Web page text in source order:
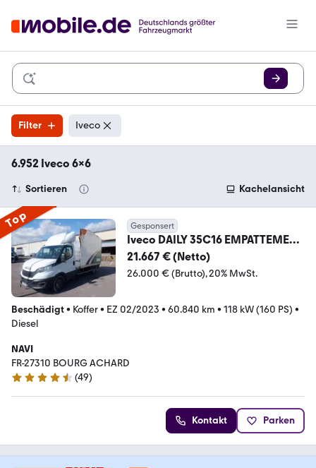
Filter Iveco
6.952 Iveco 6x6
Sortieren Kachelansicht
Top Gesponsert
Iveco DAILY 35C16 EMPATTEMENT
3000
21.667 € (Netto)
26.000 € (Brutto) 20% MwSt.
Beschädigt• Koffer• EZ 02/2023 • 60.840 km • 118 kW (160 PS) •
Diesel
NAVI
FR-27310 BOURG ACHARD
4.5 Sterne
(49)
Kontakt Parken